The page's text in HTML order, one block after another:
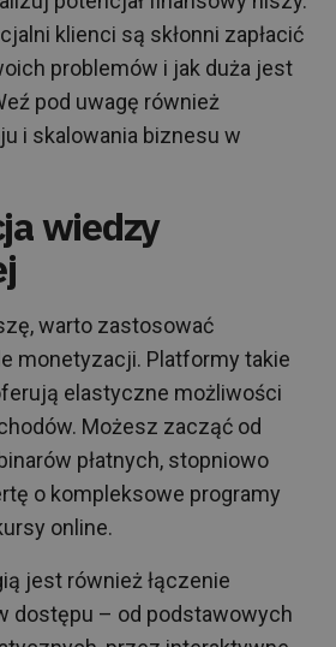
klienci są skłonni zapłacić
problemów i jak duża jest
pod uwagę również
i skalowania biznesu w
wiedzy
warto zastosować
monetyzacji. Platformy takie
elastyczne możliwości
Możesz zacząć od
płatnych, stopniowo
o kompleksowe programy
online.
jest również łączenie
dostępu – od podstawowych